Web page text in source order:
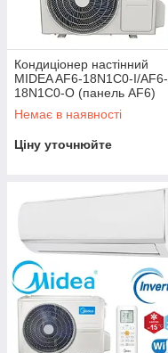
Кондиціонер настінний
MIDEA AF6-18N1C0-I/AF6-
18N1C0-O (панель AF6)
Немає в наявності
Ціну уточнюйте